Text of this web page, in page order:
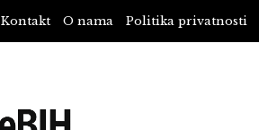
Kontakt O nama Politika privatnosti